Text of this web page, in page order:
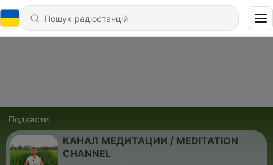
Подкасти
КАНАЛ МЕДИТАЦИИ / MEDITATION
CHANNEL